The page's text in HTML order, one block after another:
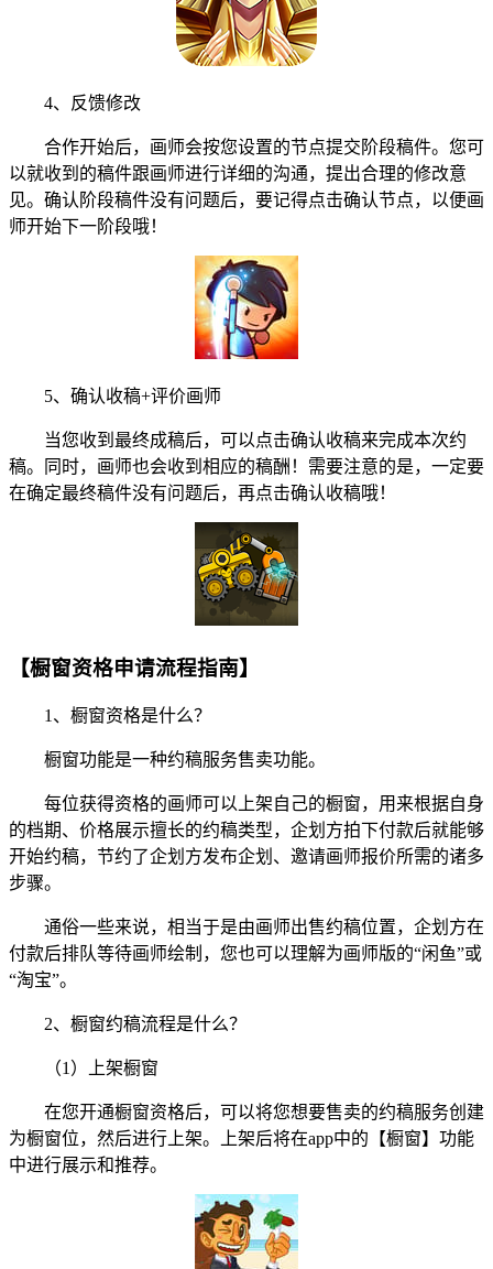
4、反馈修改
合作开始后，画师会按您设置的节点提交阶段稿件。您可
以就收到的稿件跟画师进行详细的沟通，提出合理的修改意
见。确认阶段稿件没有问题后，要记得点击确认节点，以便画
师开始下一阶段哦！
5、确认收稿+评价画师
当您收到最终成稿后，可以点击确认收稿来完成本次约
稿。同时，画师也会收到相应的稿酬！需要注意的是，一定要
在确定最终稿件没有问题后，再点击确认收稿哦！
【橱窗资格申请流程指南】
1、橱窗资格是什么？
橱窗功能是一种约稿服务售卖功能。
每位获得资格的画师可以上架自己的橱窗，用来根据自身
的档期、价格展示擅长的约稿类型，企划方拍下付款后就能够
开始约稿，节约了企划方发布企划、邀请画师报价所需的诸多
步骤。
通俗一些来说，相当于是由画师出售约稿位置，企划方在
付款后排队等待画师绘制，您也可以理解为画师版的“闲鱼”或
“淘宝”。
2、橱窗约稿流程是什么？
（1）上架橱窗
在您开通橱窗资格后，可以将您想要售卖的约稿服务创建
为橱窗位，然后进行上架。上架后将在app中的【橱窗】功能
中进行展示和推荐。